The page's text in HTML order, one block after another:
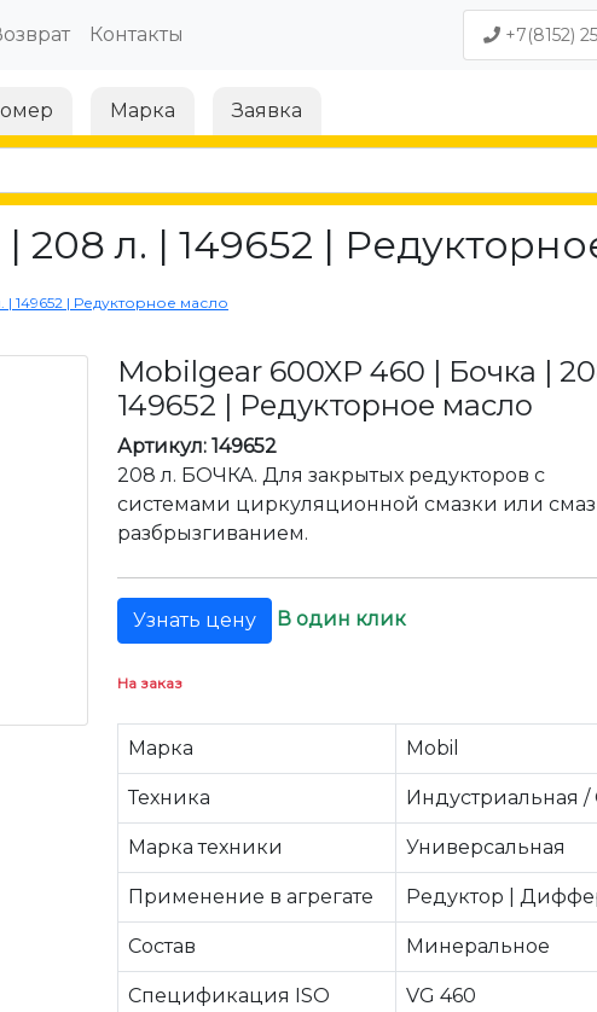
Контакты +7(8152)
Марка Заявка
208 л. | 149652 |
149652 | Редукторное масло
Mobilgear 600XP 460 | Бочка |
149652 | Редукторное масло
Артикул: 149652
208 л. БОЧКА. Для закрытых редукторов с
системами циркуляционной смазки или
разбрызгиванием.
Узнать цену В один клик
На заказ
Марка Mobil
Техника Индустриальная
Марка техники Универсальная
Применение в агрегате Редуктор |
Состав Минеральное
Спецификация ISO VG 460